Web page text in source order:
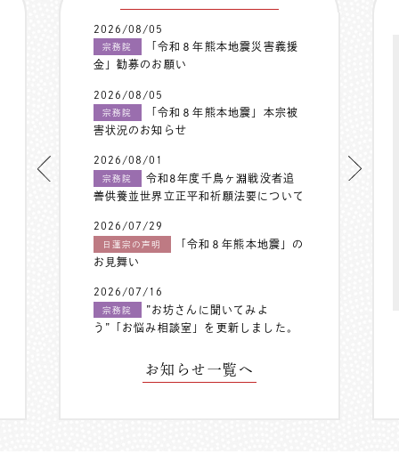
2026/08/05
宗務院
「令和８年熊本地震災害義援
金」勧募のお願い
2026/08/05
宗務院
「令和８年熊本地震」本宗被
害状況のお知らせ
2026/08/01
宗務院
令和8年度千鳥ヶ淵戦没者追
善供養並世界立正平和祈願法要について
2026/07/29
日蓮宗の声明
「令和８年熊本地震」の
お見舞い
2026/07/16
宗務院
”お坊さんに聞いてみよ
う”「お悩み相談室」を更新しました。
お知らせ一覧へ